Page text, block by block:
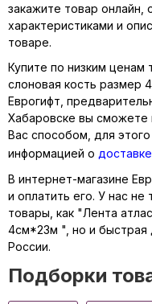
закажите товар
характеристиками и
товаре.
Купите по низким ценам
слоновая кость размер
Еврогифт,
Хабаровске вы сможете
Вас способом, для
информацией о
В интернет-магазине
и оплатить его. У нас не
товары, как "Лента
4см*23м ", но и быстрая
России.
Подборки